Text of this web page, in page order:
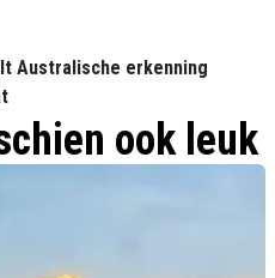
Australische erkenning
ook leuk